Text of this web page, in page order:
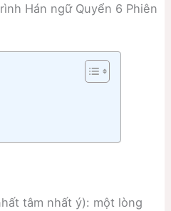
Hán ngữ Quyển 6 Phiên
tâm nhất ý): một lòng